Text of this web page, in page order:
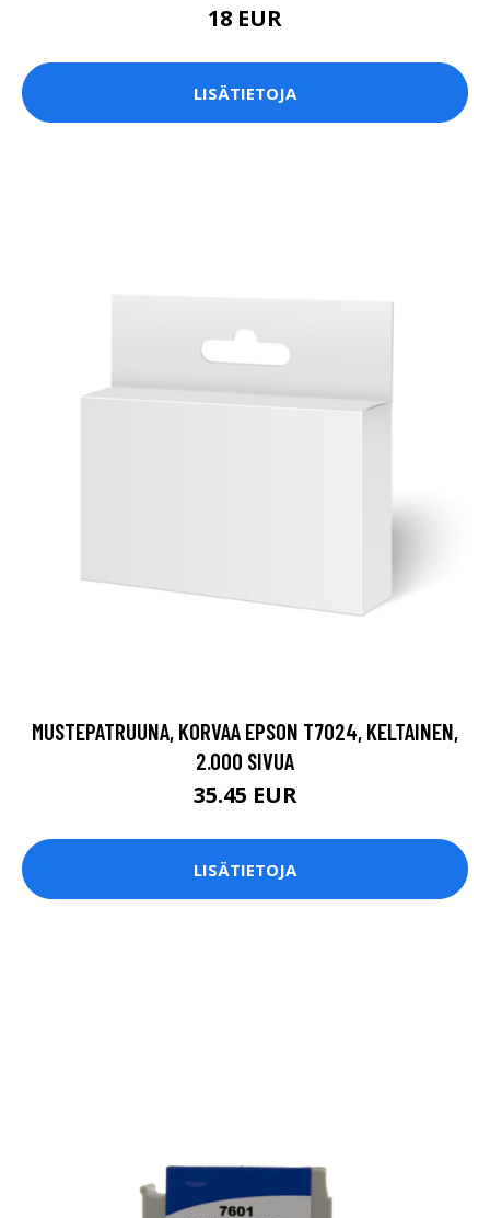
18 EUR
LISÄTIETOJA
MUSTEPATRUUNA, KORVAA EPSON T7024, KELTAINEN,
2.000 SIVUA
35.45 EUR
LISÄTIETOJA